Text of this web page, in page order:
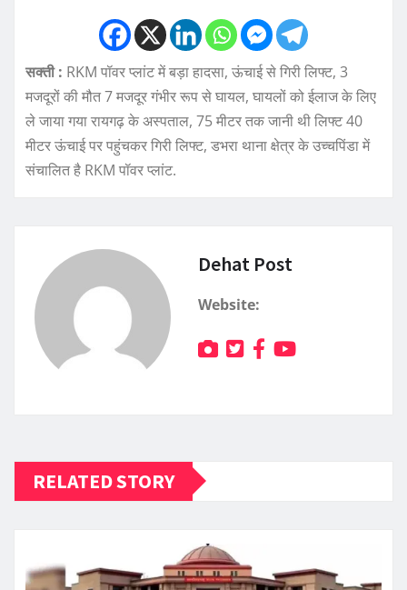
सक्ती : RKM पॉवर प्लांट में बड़ा हादसा, ऊंचाई से गिरी लिफ्ट, 3
मजदूरों की मौत 7 मजदूर गंभीर रूप से घायल, घायलों को ईलाज के लिए
ले जाया गया रायगढ़ के अस्पताल, 75 मीटर तक जानी थी लिफ्ट 40
मीटर ऊंचाई पर पहुंचकर गिरी लिफ्ट, डभरा थाना क्षेत्र के उच्चपिंडा में
संचालित है RKM पॉवर प्लांट.
Dehat Post
Website:
RELATED STORY